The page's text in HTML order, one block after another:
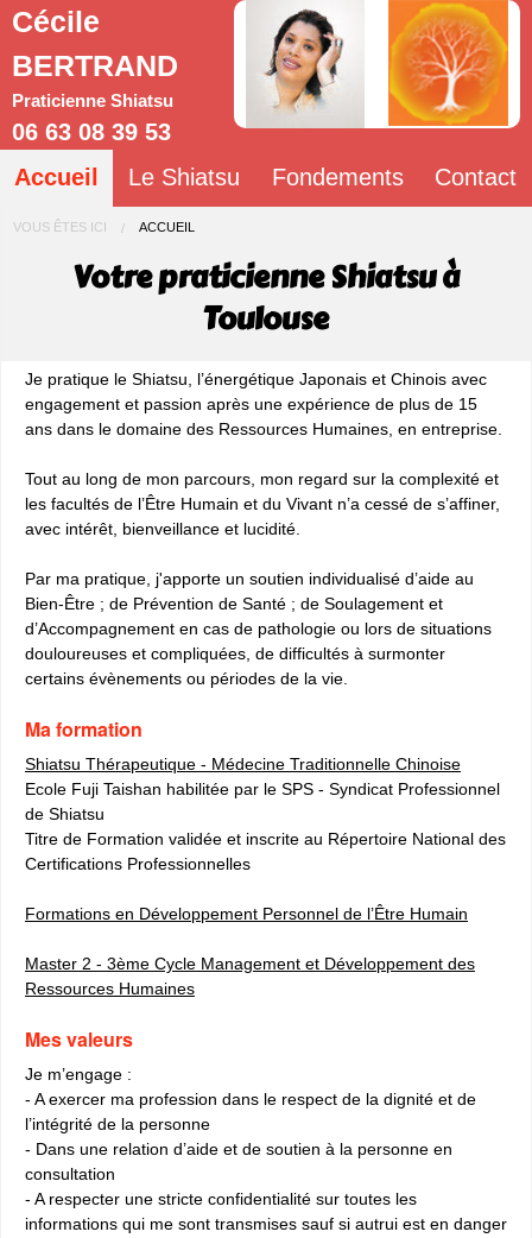
Cécile
BERTRAND
Praticienne Shiatsu
06 63 08 39 53
Accueil
Le Shiatsu Fondements Contact
VOUS ÊTES ICI ACCUEIL
Votre praticienne Shiatsu à
Toulouse
Je pratique le Shiatsu, l’énergétique Japonais et Chinois avec
engagement et passion après une expérience de plus de 15
ans dans le domaine des Ressources Humaines, en entreprise.
Tout au long de mon parcours, mon regard sur la complexité et
les facultés de l’Être Humain et du Vivant n’a cessé de s’affiner,
avec intérêt, bienveillance et lucidité.
Par ma pratique, j'apporte un soutien individualisé d’aide au
Bien-Être ; de Prévention de Santé ; de Soulagement et
d’Accompagnement en cas de pathologie ou lors de situations
douloureuses et compliquées, de difficultés à surmonter
certains évènements ou périodes de la vie.
Ma formation
Shiatsu Thérapeutique - Médecine Traditionnelle Chinoise
Ecole Fuji Taishan habilitée par le SPS - Syndicat Professionnel
de Shiatsu
Titre de Formation validée et inscrite au Répertoire National des
Certifications Professionnelles
Formations en Développement Personnel de l’Être Humain
Master 2 - 3ème Cycle Management et Développement des
Ressources Humaines
Mes valeurs
Je m’engage :
- A exercer ma profession dans le respect de la dignité et de
l’intégrité de la personne
- Dans une relation d’aide et de soutien à la personne en
consultation
- A respecter une stricte confidentialité sur toutes les
informations qui me sont transmises sauf si autrui est en danger